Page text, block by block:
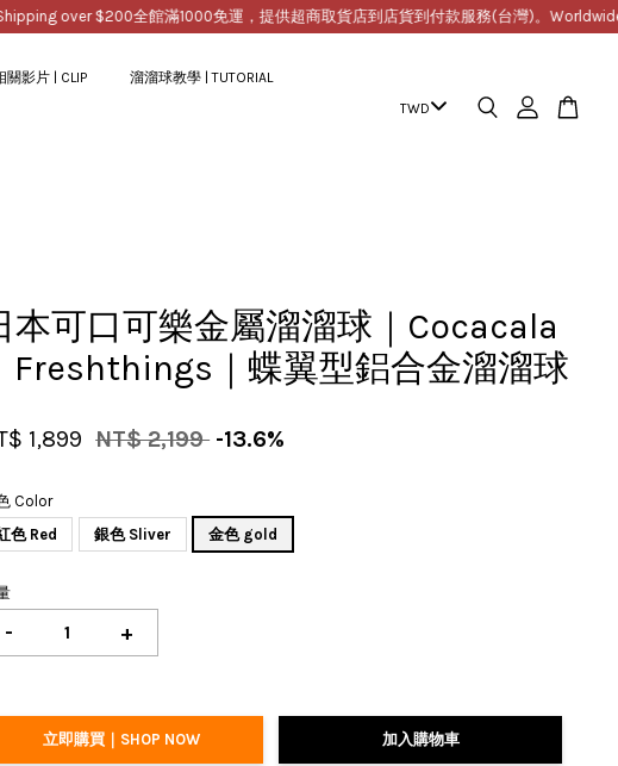
over $200全館滿1000免運，提供超商取貨店到店貨到付款服務(台灣)。Worldwide
關影片 | CLIP 溜溜球教學 | TUTORIAL
本可口可樂金屬溜溜球｜Cocacala
Freshthings｜蝶翼型鋁合金溜溜球
1,899 NT$ 2,199 -13.6%
Color
色 Red
銀色 Sliver 金色 gold
- +
立即購買｜SHOP NOW 加入購物車